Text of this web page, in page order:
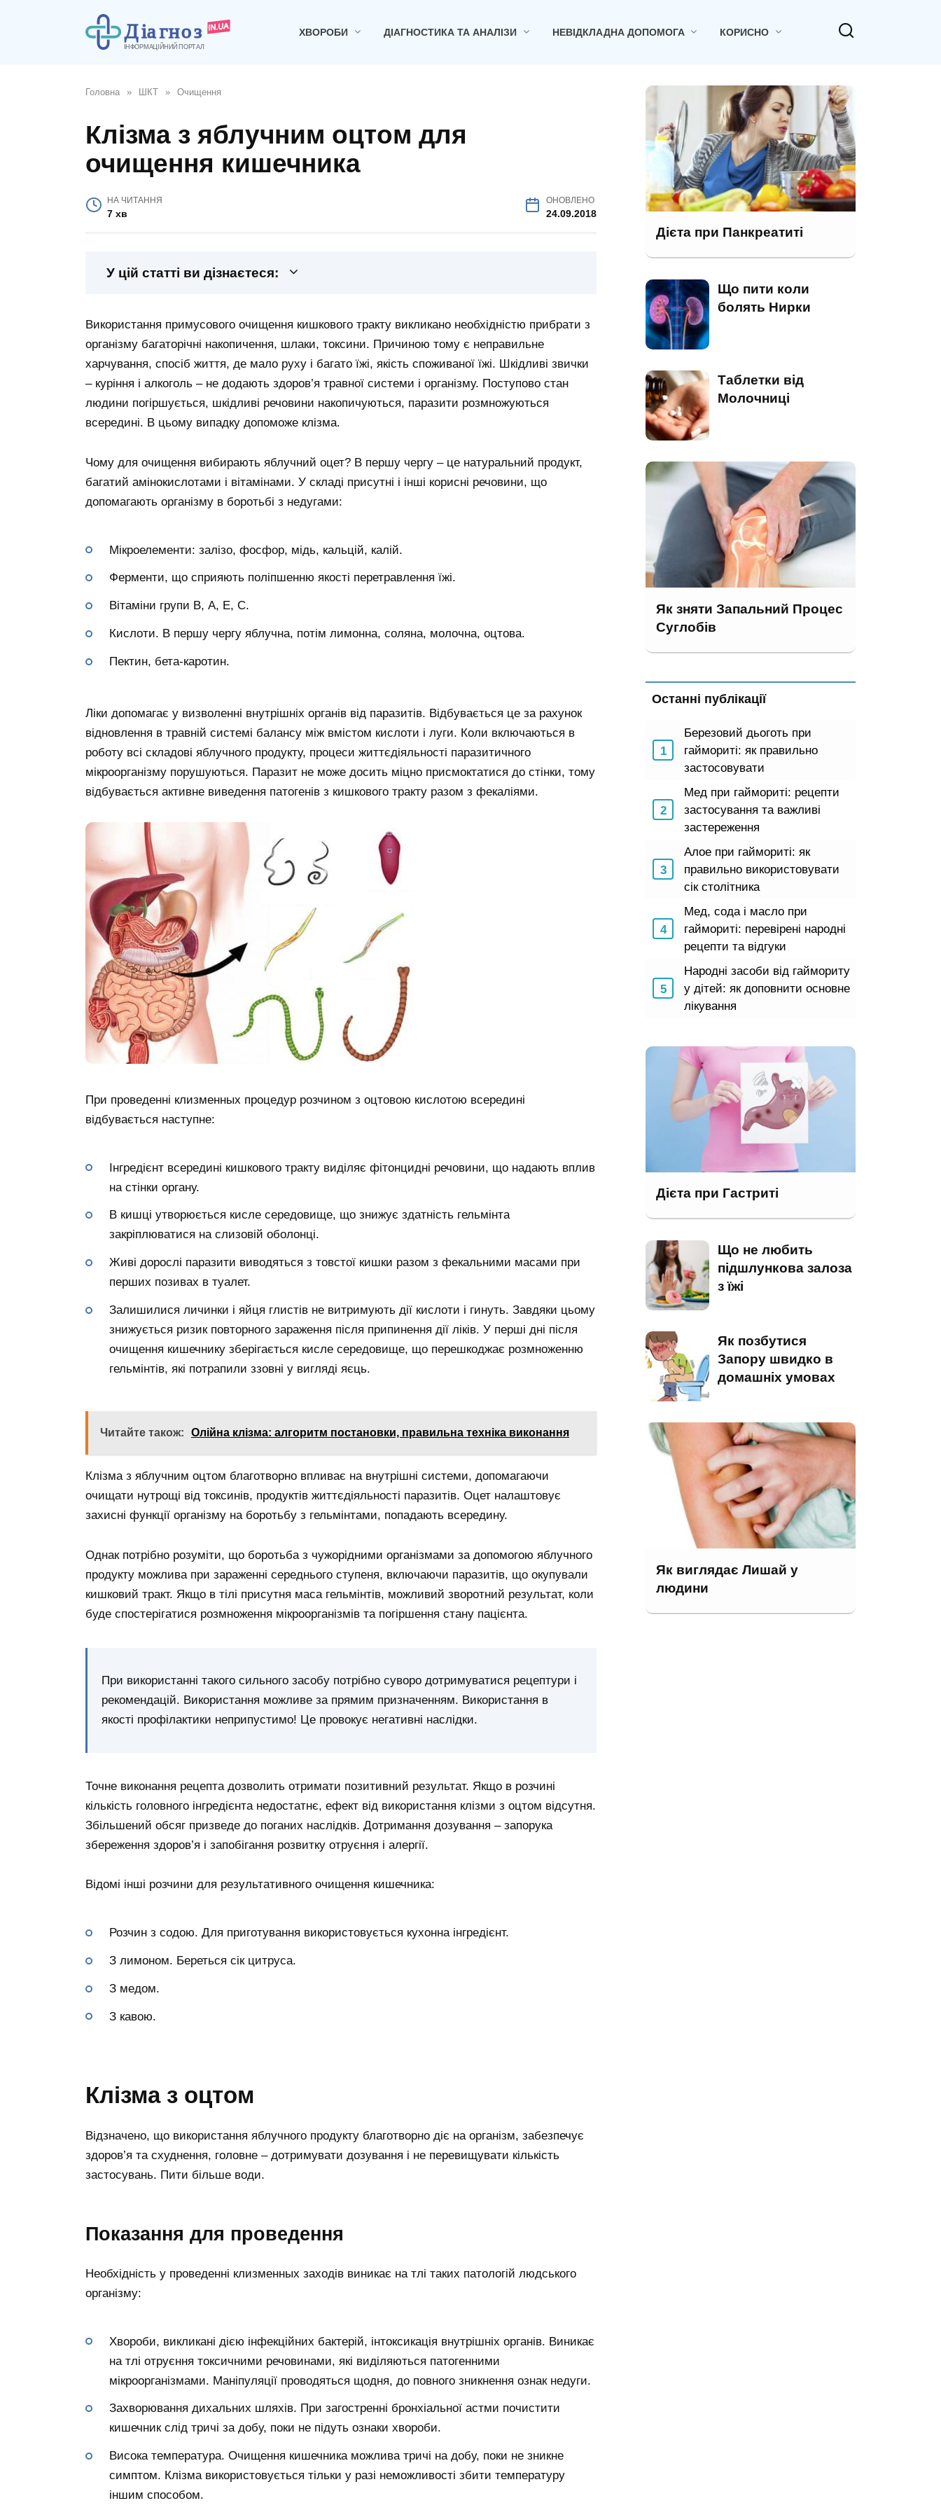
ХВОРОБИ ДІАГНОСТИКА ТА АНАЛІЗИ НЕВІДКЛАДНА ДОПОМОГА КОРИСНО
Головна » ШКТ » Очищення
Клізма з яблучним оцтом для
очищення кишечника
НА ЧИТАННЯ
7 хв
ОНОВЛЕНО
24.09.2018
У цій статті ви дізнаєтеся:
Використання примусового очищення кишкового тракту викликано необхідністю прибрати з
організму багаторічні накопичення, шлаки, токсини. Причиною тому є неправильне
харчування, спосіб життя, де мало руху і багато їжі, якість споживаної їжі. Шкідливі звички
– куріння і алкоголь – не додають здоров’я травної системи і організму. Поступово стан
людини погіршується, шкідливі речовини накопичуються, паразити розмножуються
всередині. В цьому випадку допоможе клізма.
Чому для очищення вибирають яблучний оцет? В першу чергу – це натуральний продукт,
багатий амінокислотами і вітамінами. У складі присутні і інші корисні речовини, що
допомагають організму в боротьбі з недугами:
Мікроелементи: залізо, фосфор, мідь, кальцій, калій.
Ферменти, що сприяють поліпшенню якості перетравлення їжі.
Вітаміни групи В, А, Е, С.
Кислоти. В першу чергу яблучна, потім лимонна, соляна, молочна, оцтова.
Пектин, бета-каротин.
Ліки допомагає у визволенні внутрішніх органів від паразитів. Відбувається це за рахунок
відновлення в травній системі балансу між вмістом кислоти і луги. Коли включаються в
роботу всі складові яблучного продукту, процеси життєдіяльності паразитичного
мікроорганізму порушуються. Паразит не може досить міцно присмоктатися до стінки, тому
відбувається активне виведення патогенів з кишкового тракту разом з фекаліями.
При проведенні клизменных процедур розчином з оцтовою кислотою всередині
відбувається наступне:
Інгредієнт всередині кишкового тракту виділяє фітонцидні речовини, що надають вплив
на стінки органу.
В кишці утворюється кисле середовище, що знижує здатність гельмінта
закріплюватися на слизовій оболонці.
Живі дорослі паразити виводяться з товстої кишки разом з фекальними масами при
перших позивах в туалет.
Залишилися личинки і яйця глистів не витримують дії кислоти і гинуть. Завдяки цьому
знижується ризик повторного зараження після припинення дії ліків. У перші дні після
очищення кишечнику зберігається кисле середовище, що перешкоджає розмноженню
гельмінтів, які потрапили ззовні у вигляді яєць.
Читайте також: Олійна клізма: алгоритм постановки, правильна техніка виконання
Клізма з яблучним оцтом благотворно впливає на внутрішні системи, допомагаючи
очищати нутрощі від токсинів, продуктів життєдіяльності паразитів. Оцет налаштовує
захисні функції організму на боротьбу з гельмінтами, попадають всередину.
Однак потрібно розуміти, що боротьба з чужорідними організмами за допомогою яблучного
продукту можлива при зараженні середнього ступеня, включаючи паразитів, що окупували
кишковий тракт. Якщо в тілі присутня маса гельмінтів, можливий зворотний результат, коли
буде спостерігатися розмноження мікроорганізмів та погіршення стану пацієнта.
При використанні такого сильного засобу потрібно суворо дотримуватися рецептури і
рекомендацій. Використання можливе за прямим призначенням. Використання в
якості профілактики неприпустимо! Це провокує негативні наслідки.
Точне виконання рецепта дозволить отримати позитивний результат. Якщо в розчині
кількість головного інгредієнта недостатнє, ефект від використання клізми з оцтом відсутня.
Збільшений обсяг призведе до поганих наслідків. Дотримання дозування – запорука
збереження здоров’я і запобігання розвитку отруєння і алергії.
Відомі інші розчини для результативного очищення кишечника:
Розчин з содою. Для приготування використовується кухонна інгредієнт.
З лимоном. Береться сік цитруса.
З медом.
З кавою.
Клізма з оцтом
Відзначено, що використання яблучного продукту благотворно діє на організм, забезпечує
здоров’я та схуднення, головне – дотримувати дозування і не перевищувати кількість
застосувань. Пити більше води.
Показання для проведення
Необхідність у проведенні клизменных заходів виникає на тлі таких патологій людського
організму:
Хвороби, викликані дією інфекційних бактерій, інтоксикація внутрішніх органів. Виникає
на тлі отруєння токсичними речовинами, які виділяються патогенними
мікроорганізмами. Маніпуляції проводяться щодня, до повного зникнення ознак недуги.
Захворювання дихальних шляхів. При загостренні бронхіальної астми почистити
кишечник слід тричі за добу, поки не підуть ознаки хвороби.
Висока температура. Очищення кишечника можлива тричі на добу, поки не зникне
симптом. Клізма використовується тільки у разі неможливості збити температуру
іншим способом.
Дієта при Панкреатиті
Що пити коли
болять Нирки
Таблетки від
Молочниці
Як зняти Запальний Процес
Суглобів
Останні публікації
Березовий дьоготь при
гаймориті: як правильно
застосовувати
Мед при гаймориті: рецепти
застосування та важливі
застереження
Алое при гаймориті: як
правильно використовувати
сік столітника
Мед, сода і масло при
гаймориті: перевірені народні
рецепти та відгуки
Народні засоби від гаймориту
у дітей: як доповнити основне
лікування
Дієта при Гастриті
Що не любить
підшлункова залоза
з їжі
Як позбутися
Запору швидко в
домашніх умовах
Як виглядає Лишай у
людини